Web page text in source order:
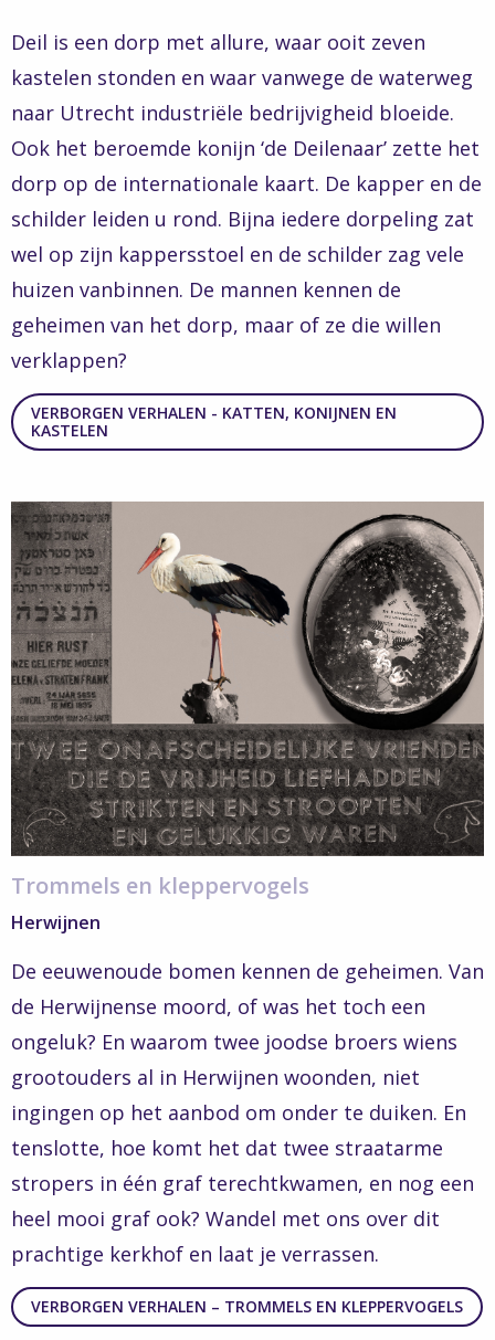
Deil is een dorp met allure, waar ooit zeven
kastelen stonden en waar vanwege de waterweg
naar Utrecht industriële bedrijvigheid bloeide.
Ook het beroemde konijn ‘de Deilenaar’ zette het
dorp op de internationale kaart. De kapper en de
schilder leiden u rond. Bijna iedere dorpeling zat
wel op zijn kappersstoel en de schilder zag vele
huizen vanbinnen. De mannen kennen de
geheimen van het dorp, maar of ze die willen
verklappen?
VERBORGEN VERHALEN - KATTEN, KONIJNEN EN
KASTELEN
Trommels en kleppervogels
Herwijnen
De eeuwenoude bomen kennen de geheimen. Van
de Herwijnense moord, of was het toch een
ongeluk? En waarom twee joodse broers wiens
grootouders al in Herwijnen woonden, niet
ingingen op het aanbod om onder te duiken. En
tenslotte, hoe komt het dat twee straatarme
stropers in één graf terechtkwamen, en nog een
heel mooi graf ook? Wandel met ons over dit
prachtige kerkhof en laat je verrassen.
VERBORGEN VERHALEN – TROMMELS EN KLEPPERVOGELS
Read
more
about
Verborgen
Verhalen
–
Trommels
en
kleppervogels